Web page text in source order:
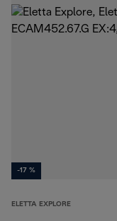
-17 %
ELETTA EXPLORE